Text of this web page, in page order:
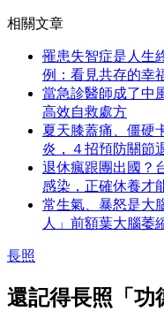
相關文章
罹患失智症是人生
例：看見共存的幸
當急診醫師成了中
高效自救處方
夏天膝蓋痛、僵硬
炎，４招預防關節
退休瘋跟團出國？
感染，正確休養才
常生氣、暴怒是大
人」前額葉大腦萎
長照
還記得長照「功